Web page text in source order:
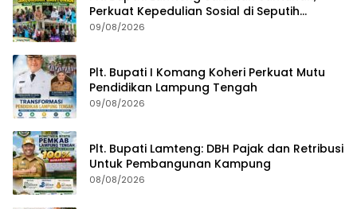
Perkuat Kepedulian Sosial di Seputih
Mataram
09/08/2026
Plt. Bupati I Komang Koheri Perkuat Mutu
Pendidikan Lampung Tengah
09/08/2026
Plt. Bupati Lamteng: DBH Pajak dan Retribusi
Untuk Pembangunan Kampung
08/08/2026